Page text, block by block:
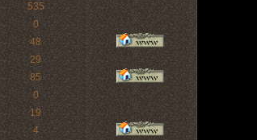
535
0
48
29
85
0
19
4